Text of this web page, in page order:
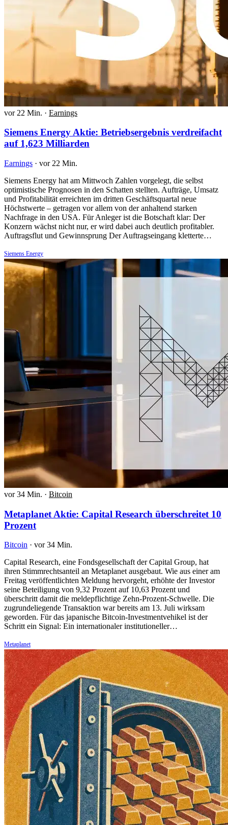
vor 22 Min. · Earnings
Siemens Energy Aktie: Betriebsergebnis verdreifacht
auf 1,623 Milliarden
Earnings · vor 22 Min.
Siemens Energy hat am Mittwoch Zahlen vorgelegt, die selbst
optimistische Prognosen in den Schatten stellten. Aufträge, Umsatz
und Profitabilität erreichten im dritten Geschäftsquartal neue
Höchstwerte – getragen vor allem von der anhaltend starken
Nachfrage in den USA. Für Anleger ist die Botschaft klar: Der
Konzern wächst nicht nur, er wird dabei auch deutlich profitabler.
Auftragsflut und Gewinnsprung Der Auftragseingang kletterte…
Siemens Energy
vor 34 Min. · Bitcoin
Metaplanet Aktie: Capital Research überschreitet 10
Prozent
Bitcoin · vor 34 Min.
Capital Research, eine Fondsgesellschaft der Capital Group, hat
ihren Stimmrechtsanteil an Metaplanet ausgebaut. Wie aus einer am
Freitag veröffentlichten Meldung hervorgeht, erhöhte der Investor
seine Beteiligung von 9,32 Prozent auf 10,63 Prozent und
überschritt damit die meldepflichtige Zehn-Prozent-Schwelle. Die
zugrundeliegende Transaktion war bereits am 13. Juli wirksam
geworden. Für das japanische Bitcoin-Investmentvehikel ist der
Schritt ein Signal: Ein internationaler institutioneller…
Metaplanet